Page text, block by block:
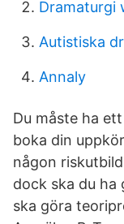
Dramaturgi
Autistiska
Annaly
Du måste ha
boka din
någon
dock ska du ha
ska göra